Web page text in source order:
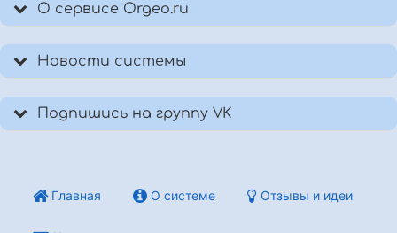
О сервисе Orgeo.ru
Новости системы
Подпишись на группу VK
Главная О системе Отзывы и идеи